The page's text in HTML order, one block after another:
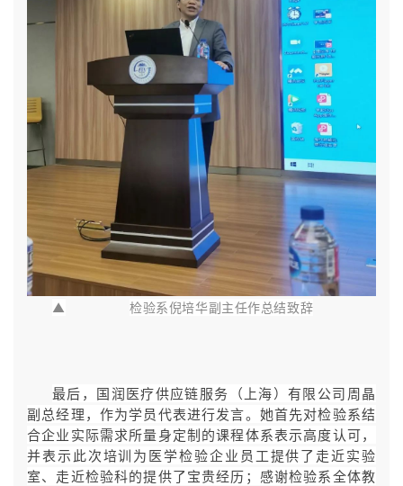
▲ 检验系倪培华副主任作总结致辞
最后，国润医疗供应链服务（上海）有限公司周晶
副总经理，作为学员代表进行发言。她首先对检验系结
合企业实际需求所量身定制的课程体系表示高度认可，
并表示此次培训为医学检验企业员工提供了走近实验
室、走近检验科的提供了宝贵经历；感谢检验系全体教